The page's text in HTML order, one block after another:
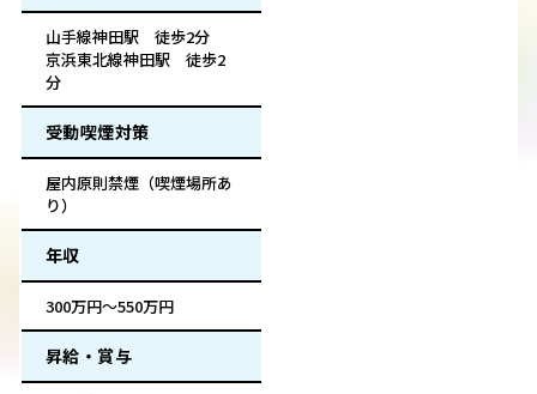
山手線神田駅 徒歩2分
京浜東北線神田駅 徒歩2
分
受動喫煙対策
屋内原則禁煙（喫煙場所あ
り）
年収
300万円～550万円
昇給・賞与